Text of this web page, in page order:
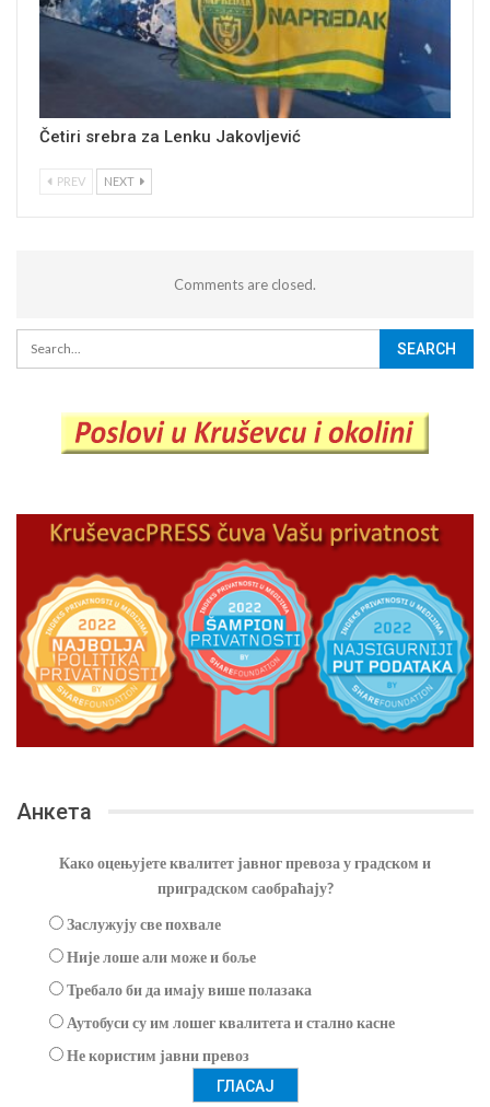
Četiri srebra za Lenku Jakovljević
PREV NEXT
Comments are closed.
Анкета
Како оцењујете квалитет јавног превоза у градском и
приградском саобраћају?
Заслужују све похвале
Није лоше али може и боље
Требало би да имају више полазака
Аутобуси су им лошег квалитета и стално касне
Не користим јавни превоз